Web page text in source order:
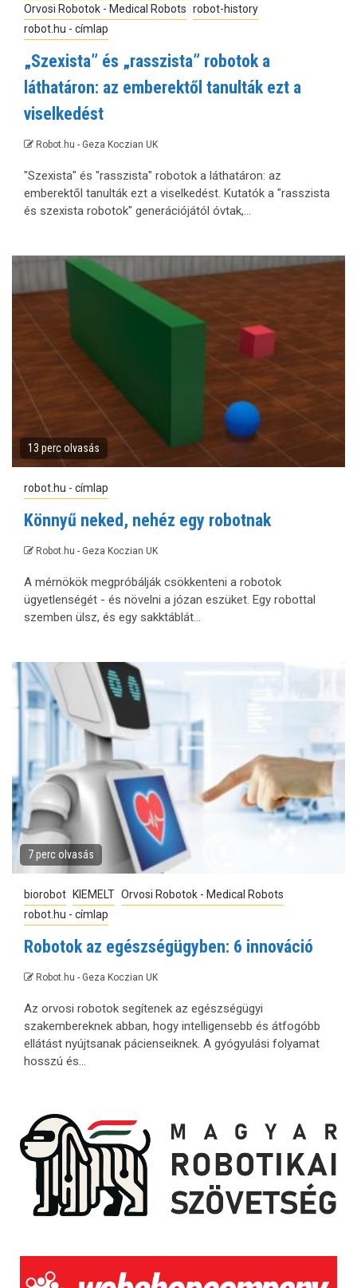
Orvosi Robotok - Medical Robots robot-history
robot.hu - címlap
„Szexista” és „rasszista” robotok a
láthatáron: az emberektől tanulták ezt a
viselkedést
Robot.hu - Geza Koczian UK
"Szexista" és "rasszista" robotok a láthatáron: az
emberektől tanulták ezt a viselkedést. Kutatók a "rasszista
és szexista robotok" generációjától óvtak,...
13 perc olvasás
robot.hu - címlap
Könnyű neked, nehéz egy robotnak
Robot.hu - Geza Koczian UK
A mérnökök megpróbálják csökkenteni a robotok
ügyetlenségét - és növelni a józan eszüket. Egy robottal
szemben ülsz, és egy sakktáblát...
7 perc olvasás
biorobot KIEMELT Orvosi Robotok - Medical Robots
robot.hu - címlap
Robotok az egészségügyben: 6 innováció
Robot.hu - Geza Koczian UK
Az orvosi robotok segítenek az egészségügyi
szakembereknek abban, hogy intelligensebb és átfogóbb
ellátást nyújtsanak pácienseiknek. A gyógyulási folyamat
hosszú és...